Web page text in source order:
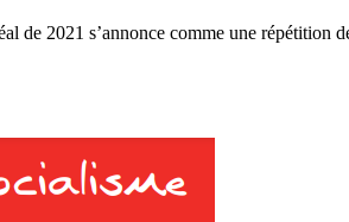
de 2021 s’annonce comme une répétition